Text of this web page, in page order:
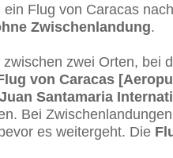
ein Flug von Caracas
Zwischenlandung.
zwischen zwei Orten, bei
von Caracas
Santamaria
Bei
es weitergeht. Die